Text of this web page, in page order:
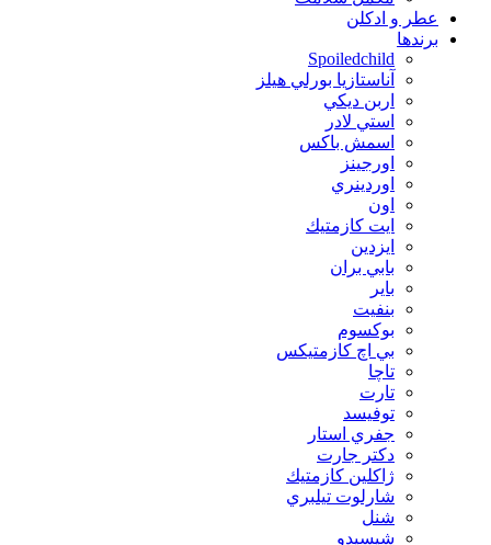
عطر و ادکلن
برندها
Spoiledchild
آناستازيا بورلي هيلز
اربن ديكي
استي لادر
اسمش باكس
اورجينز
اوردينري
اون
ايت كازمتيك
ايزدين
بابي بران
بایر
بنفيت
بوكسوم
بي اچ كازمتيكس
تاچا
تارت
توفيسد
جفري استار
دكتر جارت
ژاكلين كازمتيك
شارلوت تيلبري
شنل
شيسيدو